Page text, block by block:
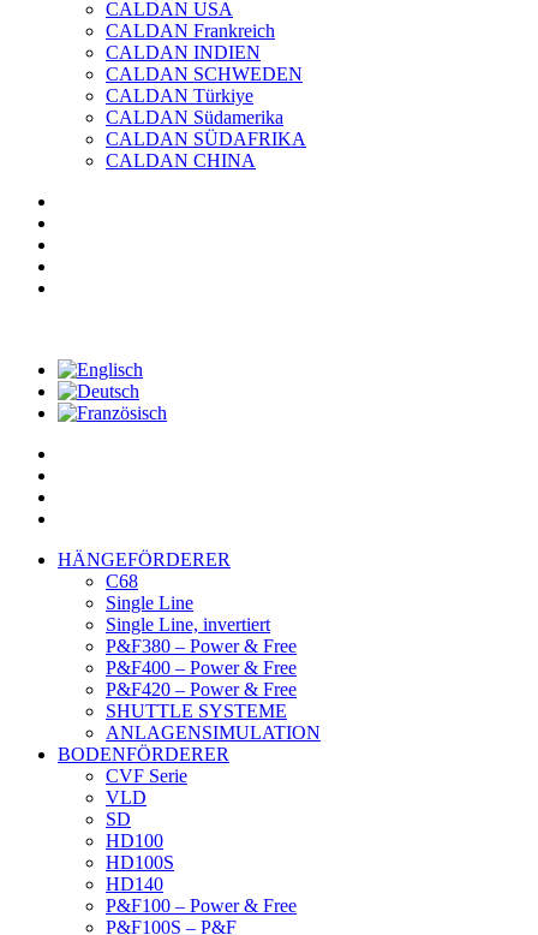
CALDAN USA
CALDAN Frankreich
CALDAN INDIEN
CALDAN SCHWEDEN
CALDAN Türkiye
CALDAN Südamerika
CALDAN SÜDAFRIKA
CALDAN CHINA
HÄNGEFÖRDERER
C68
Single Line
Single Line, invertiert
P&F380 – Power & Free
P&F400 – Power & Free
P&F420 – Power & Free
SHUTTLE SYSTEME
ANLAGENSIMULATION
BODENFÖRDERER
CVF Serie
VLD
SD
HD100
HD100S
HD140
P&F100 – Power & Free
P&F100S – P&F